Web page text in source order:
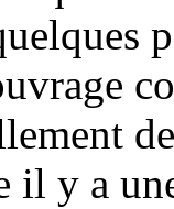
il y a